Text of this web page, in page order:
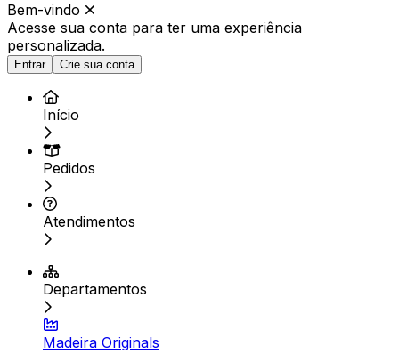
Bem-vindo
Acesse sua conta para ter uma experiência
personalizada.
Entrar Crie sua conta
Início
Pedidos
Atendimentos
Departamentos
Madeira Originals